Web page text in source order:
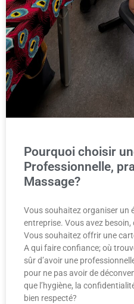
Pourquoi choisir
Professionnelle,
Massage?
Vous souhaitez organiser un
entreprise. Vous avez
Vous souhaitez offrir une
A qui faire confiance; où
sûr d’avoir une
pour ne pas avoir de
que l’hygiène, la
bien respecté?